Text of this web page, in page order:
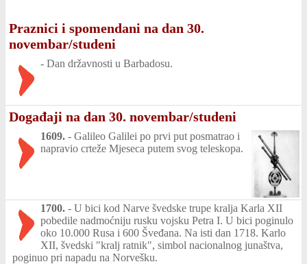
Praznici i spomendani na dan 30.
novembar/studeni
- Dan državnosti u Barbadosu.
Događaji na dan 30. novembar/studeni
1609. - Galileo Galilei po prvi put posmatrao i
napravio crteže Mjeseca putem svog teleskopa.
1700. - U bici kod Narve švedske trupe kralja Karla XII
pobedile nadmoćniju rusku vojsku Petra I. U bici poginulo
oko 10.000 Rusa i 600 Šveđana. Na isti dan 1718. Karlo
XII, švedski "kralj ratnik", simbol nacionalnog junaštva,
poginuo pri napadu na Norvešku.